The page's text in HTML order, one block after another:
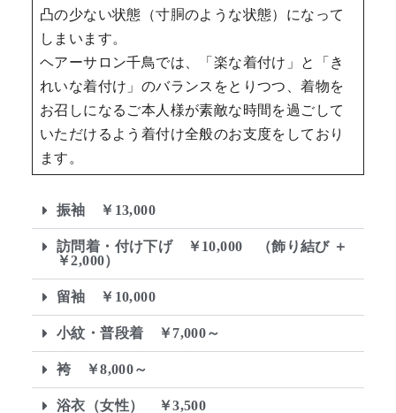
凸の少ない状態（寸胴のような状態）になって
しまいます。
ヘアーサロン千鳥では、「楽な着付け」と「き
れいな着付け」のバランスをとりつつ、着物を
お召しになるご本人様が素敵な時間を過ごして
いただけるよう着付け全般のお支度をしており
ます。
振袖 ￥13,000
訪問着・付け下げ ￥10,000 （飾り結び ＋
￥2,000）
留袖 ￥10,000
小紋・普段着 ￥7,000～
袴 ￥8,000～
浴衣（女性） ￥3,500